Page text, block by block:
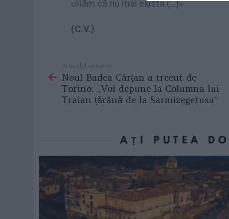
uităm că nu mai există.(…)»
(C.V.)
more
Articolul anterior
Noul Badea Cârțan a trecut de
Torino: „Voi depune la Columna lui
Traian țărână de la Sarmizegetusa”
AȚI PUTEA